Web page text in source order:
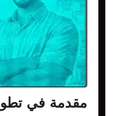
مقدمة في